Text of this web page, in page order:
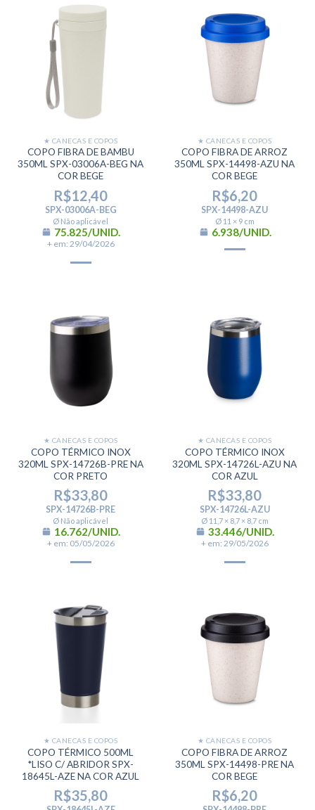
★ CANECAS E COPOS
COPO FIBRA DE BAMBU
350ML SPX-03006A-BEG NA
COR BEGE
R$12,40
SPX-03006A-BEG
Ø Não aplicável
75.825/UNID.
+ em: 29/04/2026
★ CANECAS E COPOS
COPO FIBRA DE ARROZ
350ML SPX-14498-AZU NA
COR BEGE
R$6,20
SPX-14498-AZU
Ø 11 × 9 cm
6.938/UNID.
★ CANECAS E COPOS
COPO TÉRMICO INOX
320ML SPX-14726B-PRE NA
COR PRETO
R$33,80
SPX-14726B-PRE
Ø Não aplicável
16.762/UNID.
+ em: 05/05/2026
★ CANECAS E COPOS
COPO TÉRMICO INOX
320ML SPX-14726L-AZU NA
COR AZUL
R$33,80
SPX-14726L-AZU
Ø 11,7 × 8,7 × 8,7 cm
33.446/UNID.
+ em: 29/05/2026
★ CANECAS E COPOS
COPO TÉRMICO 500ML
*LISO C/ ABRIDOR SPX-
18645L-AZE NA COR AZUL
R$35,80
★ CANECAS E COPOS
COPO FIBRA DE ARROZ
350ML SPX-14498-PRE NA
COR BEGE
R$6,20